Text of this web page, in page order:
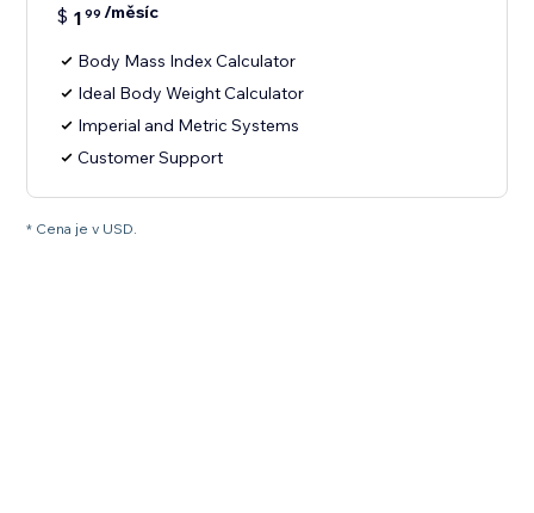
$ 1 99 /měsíc
Body Mass Index Calculator
Ideal Body Weight Calculator
Imperial and Metric Systems
Customer Support
* Cena je v USD.